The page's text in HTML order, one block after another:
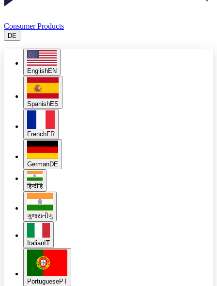
Consumer Products
DE
EnglishEN
SpanishES
FrenchFR
GermanDE
हिन्दीहि
ગુજરાતીગુ
Italian IT
PortuguesePT